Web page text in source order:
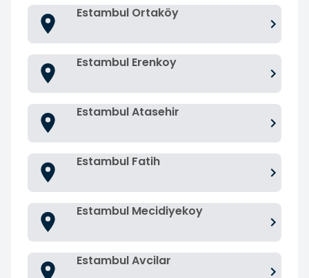
Estambul Ortaköy
Estambul Erenkoy
Estambul Atasehir
Estambul Fatih
Estambul Mecidiyekoy
Estambul Avcilar